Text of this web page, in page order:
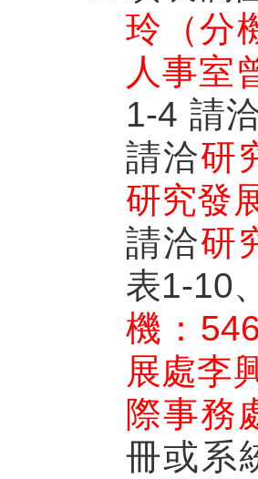
玲（分
人事室
1-4 請
請洽研
研究發
請洽研
表1-10
機：
展處李
際事務
冊或系